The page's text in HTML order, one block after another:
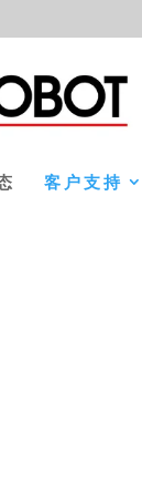
客户支持